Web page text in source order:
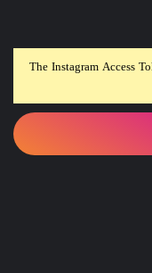
The Instagram Access